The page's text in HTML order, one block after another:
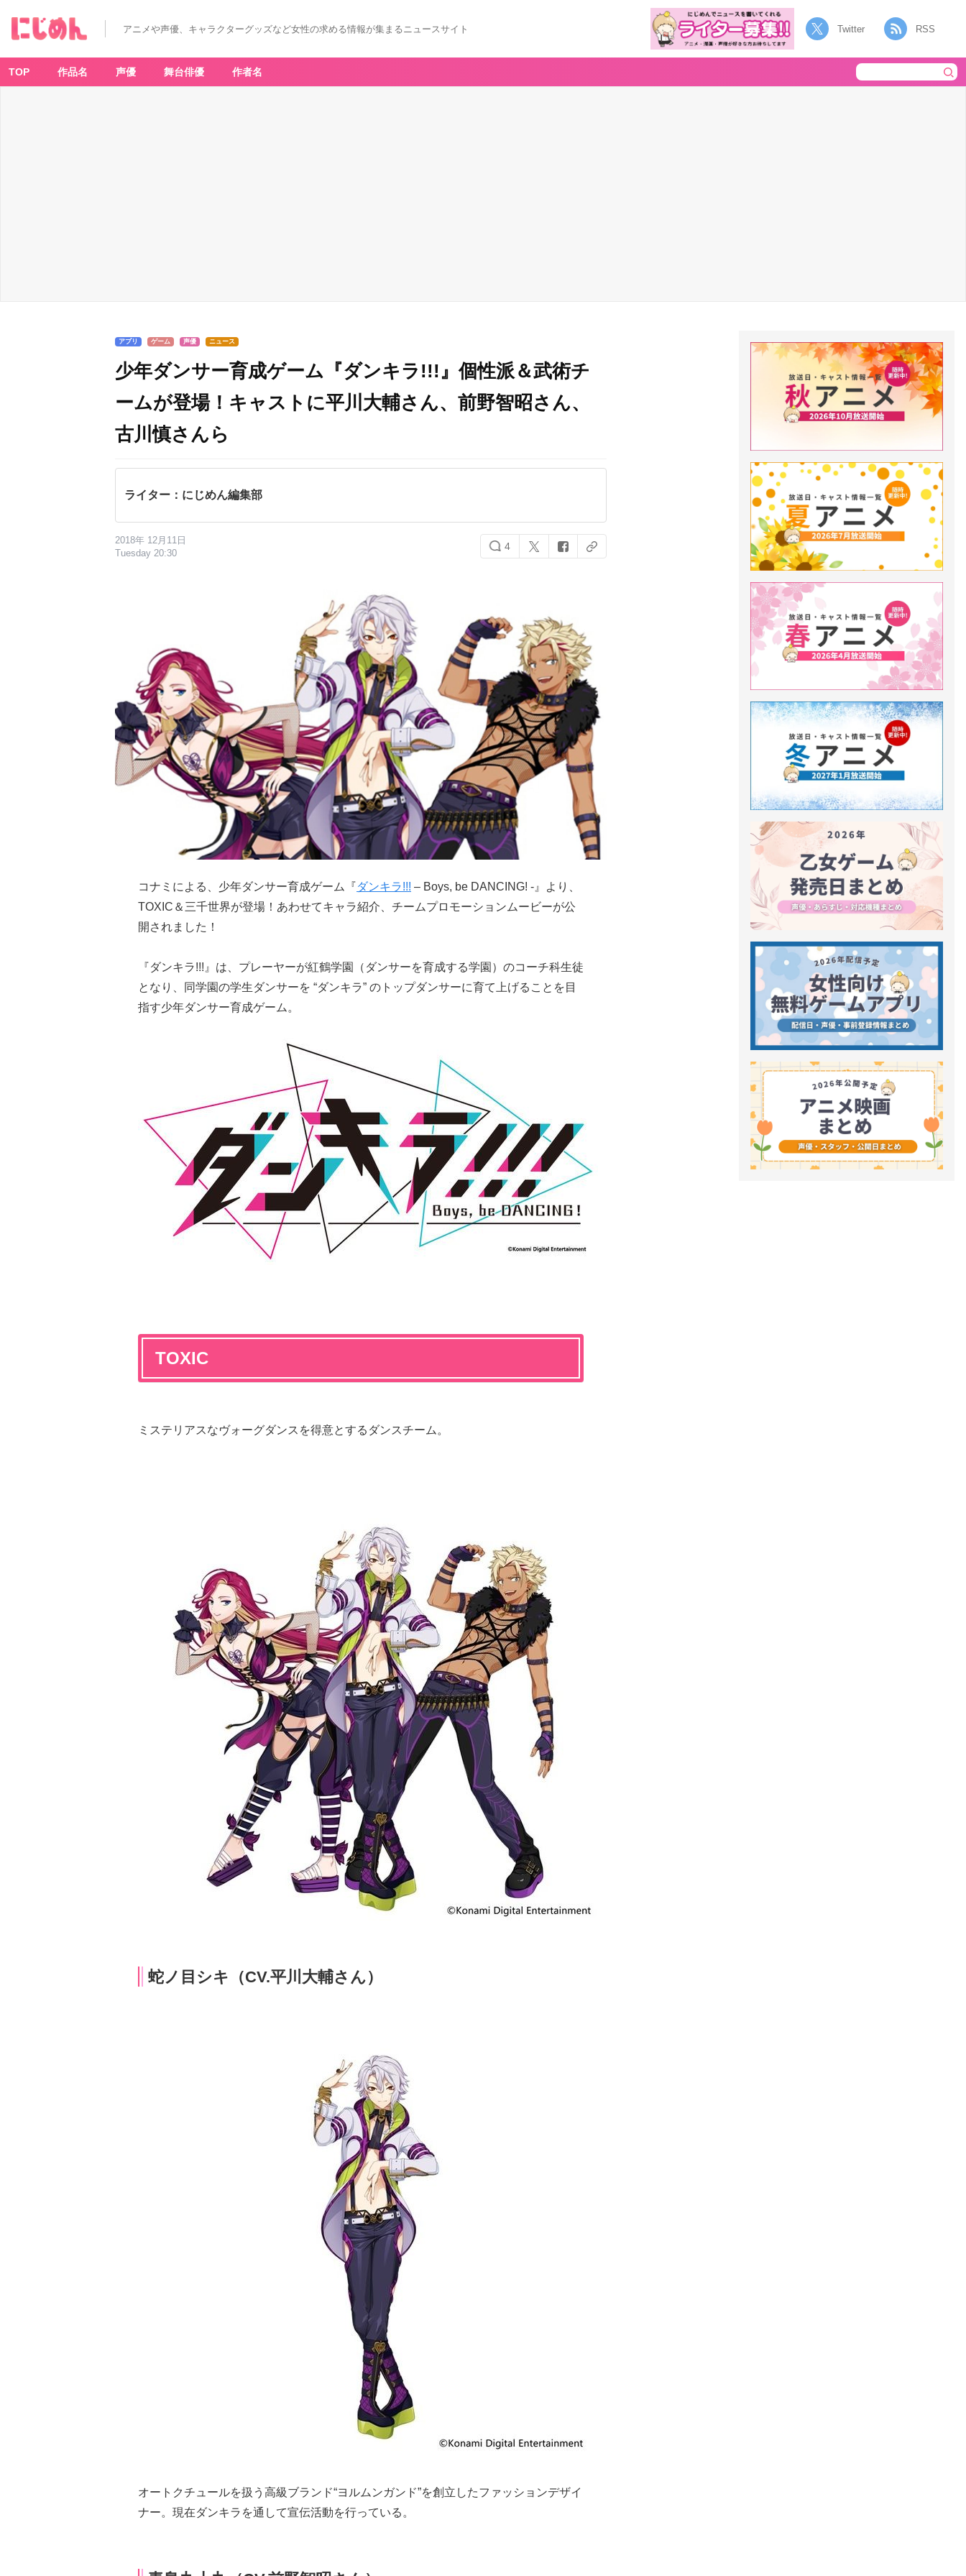
アニメや声優、キャラクターグッズなど女性の求める情報が集まるニュースサイト Twitter RSS
TOP 作品名 声優 舞台俳優 作者名
アプリ ゲーム 声優 ニュース
少年ダンサー育成ゲーム『ダンキラ!!!』個性派＆武術チ
ームが登場！キャストに平川大輔さん、前野智昭さん、
古川慎さんら
ライター：にじめん編集部
2018年 12月11日
Tuesday 20:30
4
コナミによる、少年ダンサー育成ゲーム『ダンキラ!!! – Boys, be DANCING! -』より、
TOXIC＆三千世界が登場！あわせてキャラ紹介、チームプロモーションムービーが公
開されました！
『ダンキラ!!!』は、プレーヤーが紅鶴学園（ダンサーを育成する学園）のコーチ科生徒
となり、同学園の学生ダンサーを “ダンキラ” のトップダンサーに育て上げることを目
指す少年ダンサー育成ゲーム。
TOXIC
ミステリアスなヴォーグダンスを得意とするダンスチーム。
蛇ノ目シキ（CV.平川大輔さん）
オートクチュールを扱う高級ブランド“ヨルムンガンド”を創立したファッションデザイ
ナー。現在ダンキラを通して宣伝活動を行っている。